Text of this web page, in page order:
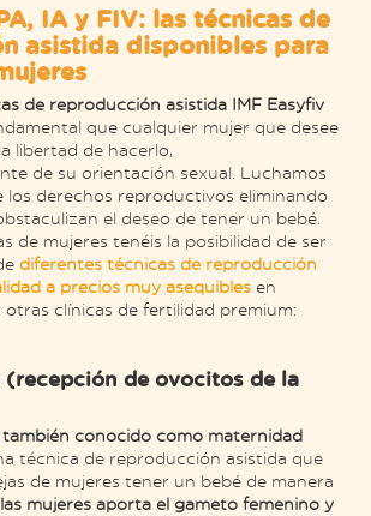
IA y FIV: las técnicas de
asistida disponibles para
de reproducción asistida IMF Easyfiv
que cualquier mujer que desee
libertad de hacerlo,
de su orientación sexual. Luchamos
los derechos reproductivos eliminando
el deseo de tener un bebé.
de mujeres tenéis la posibilidad de ser
diferentes técnicas de reproducción
a precios muy asequibles en
clínicas de fertilidad premium:
(recepción de ovocitos de la
también conocido como maternidad
técnica de reproducción asistida que
de mujeres tener un bebé de manera
mujeres aporta el gameto femenino y